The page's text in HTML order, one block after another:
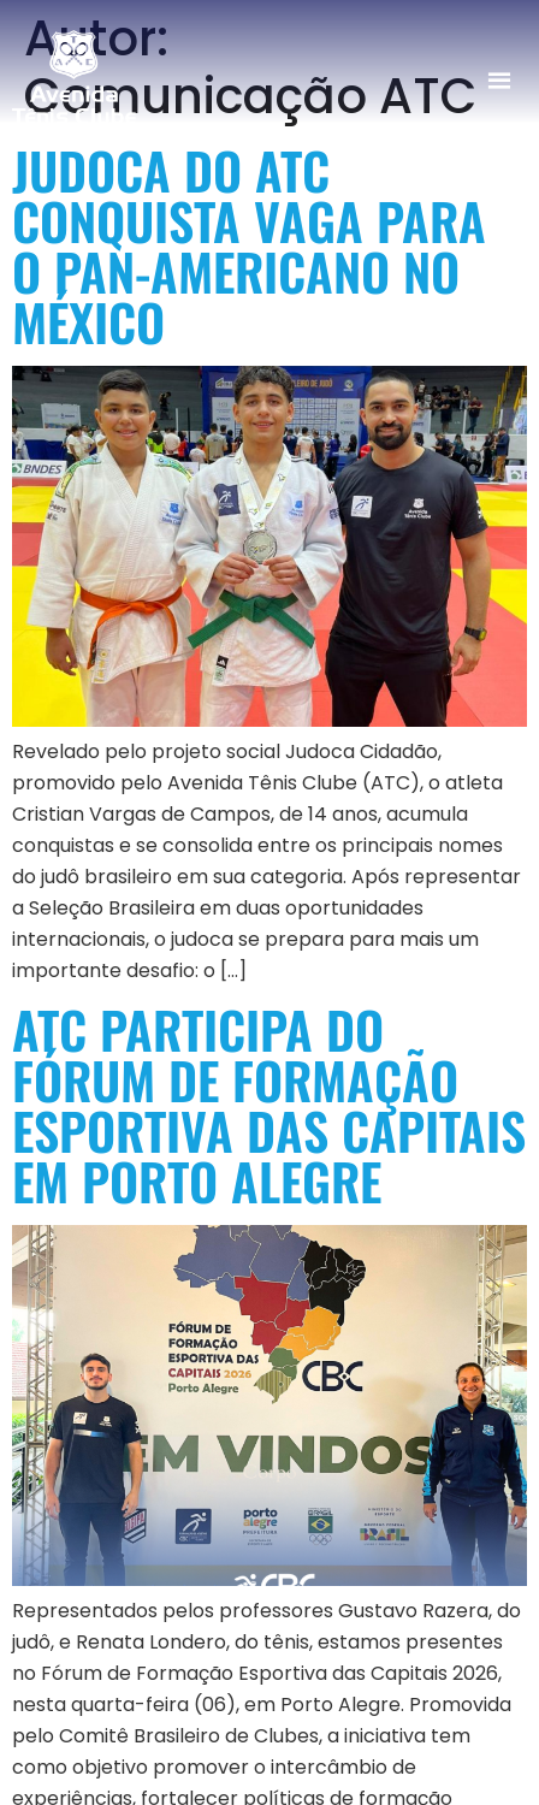
Autor:
Comunicação ATC
JUDOCA DO ATC
CONQUISTA VAGA PARA
O PAN-AMERICANO NO
MÉXICO
Revelado pelo projeto social Judoca Cidadão,
promovido pelo Avenida Tênis Clube (ATC), o atleta
Cristian Vargas de Campos, de 14 anos, acumula
conquistas e se consolida entre os principais nomes
do judô brasileiro em sua categoria. Após representar
a Seleção Brasileira em duas oportunidades
internacionais, o judoca se prepara para mais um
importante desafio: o […]
ATC PARTICIPA DO
FÓRUM DE FORMAÇÃO
ESPORTIVA DAS CAPITAIS
EM PORTO ALEGRE
Representados pelos professores Gustavo Razera, do
judô, e Renata Londero, do tênis, estamos presentes
no Fórum de Formação Esportiva das Capitais 2026,
nesta quarta-feira (06), em Porto Alegre. Promovida
pelo Comitê Brasileiro de Clubes, a iniciativa tem
como objetivo promover o intercâmbio de
experiências, fortalecer políticas de formação